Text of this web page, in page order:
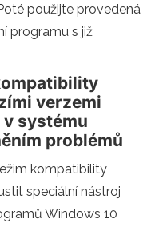
použijte provedená
programu s již
verzemi
systému
problémů
kompatibility
speciální nástroj
Windows 10